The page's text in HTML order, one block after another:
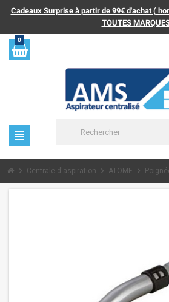
Cadeaux Surprise à partir de 99€ d'achat (
TOUTES
0
view_headline
chevron_right Centrale d'aspiration chevron_right ATOME chevron_right